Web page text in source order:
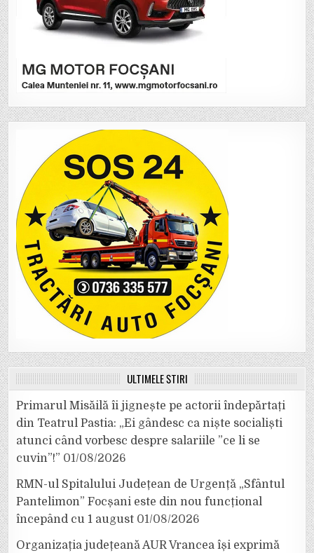
ULTIMELE ȘTIRI
Primarul Misăilă îi jignește pe actorii îndepărtați
din Teatrul Pastia: „Ei gândesc ca niște socialiști
atunci când vorbesc despre salariile ”ce li se
cuvin”!” 01/08/2026
RMN-ul Spitalului Județean de Urgență „Sfântul
Pantelimon” Focșani este din nou funcțional
începând cu 1 august 01/08/2026
Organizația județeană AUR Vrancea își exprimă